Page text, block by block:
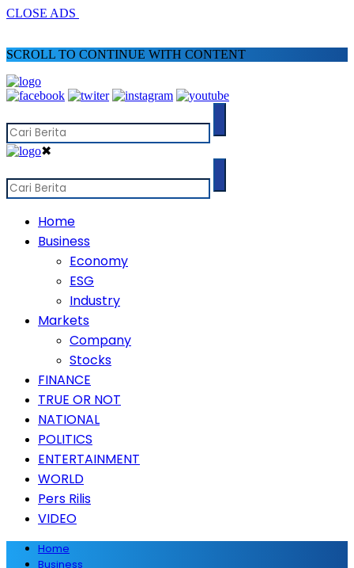
CLOSE ADS
SCROLL TO CONTINUE WITH CONTENT
✖
Home
Business
Economy
ESG
Industry
Markets
Company
Stocks
FINANCE
TRUE OR NOT
NATIONAL
POLITICS
ENTERTAINMENT
WORLD
Pers Rilis
VIDEO
Home
Business